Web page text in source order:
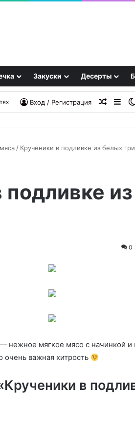
Закуски Десерты
Вход / Регистрация
/ Крученики в подливке из белых
подливке
0
нежное мягкое мясо с начинкой и
очень важная хитрость
в